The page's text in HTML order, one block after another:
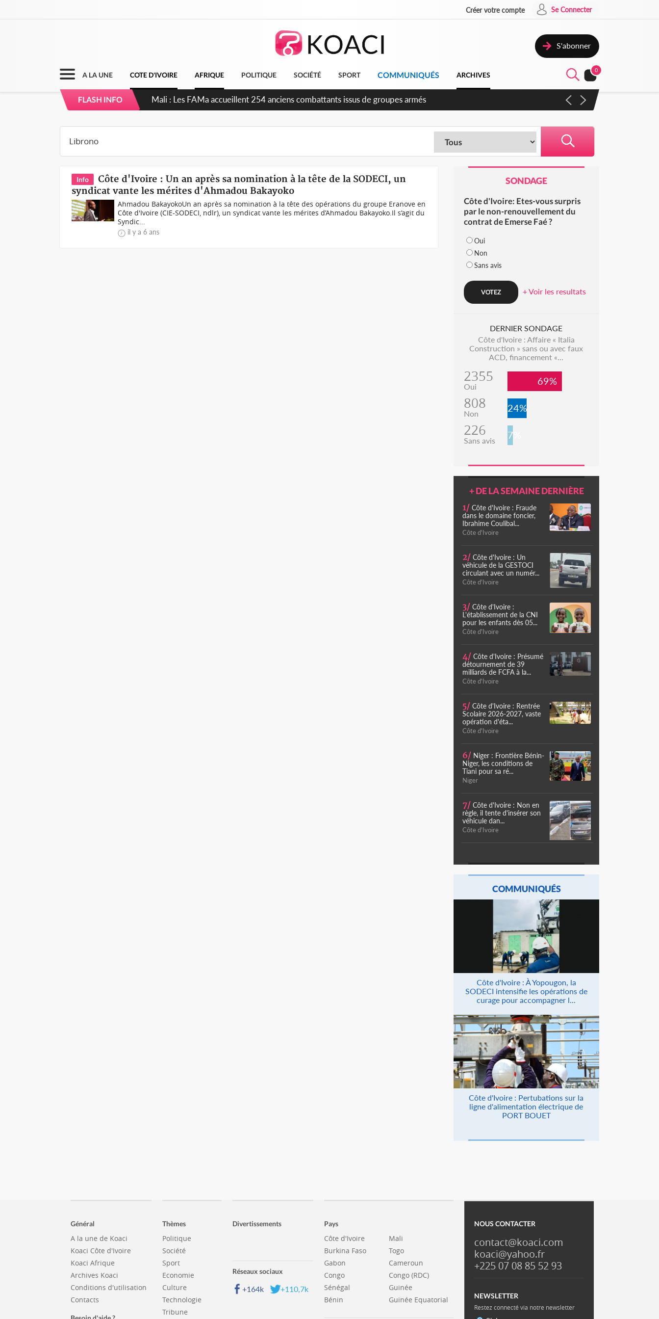
Créer votre compte Se Connecter
S'abonner
A LA UNE COTE D'IVOIRE AFRIQUE POLITIQUE SOCIÉTÉ SPORT COMMUNIQUÉS ARCHIVES
0
FLASH INFO Mali : Les FAMa accueillent 254 anciens combattants issus de groupes armés
Info
Côte d'Ivoire : Un an après sa nomination à la tête de la SODECI, un
syndicat vante les mérites d'Ahmadou Bakayoko
Ahmadou BakayokoUn an après sa nomination à la tête des opérations du groupe Eranove en
Côte d'Ivoire (CIE-SODECI, ndlr), un syndicat vante les mérites d’Ahmadou Bakayoko.Il s’agit du
Syndic...
il y a 6 ans
SONDAGE
Côte d'Ivoire: Etes-vous surpris
par le non-renouvellement du
contrat de Emerse Faé ?
Oui
Non
Sans avis
+ Voir les resultats
DERNIER SONDAGE
Côte d'Ivoire : Affaire « Italia
Construction » sans ou avec faux
ACD, financement «...
2355
Oui 69%
808
Non 24%
226
Sans avis 7%
+ DE LA SEMAINE DERNIÈRE
1/ Côte d'Ivoire : Fraude
dans le domaine foncier,
Ibrahime Coulibal...
Côte d'Ivoire
2/ Côte d'Ivoire : Un
véhicule de la GESTOCI
circulant avec un numér...
Côte d'Ivoire
3/ Côte d'Ivoire :
L'établissement de la CNI
pour les enfants dès 05...
Côte d'Ivoire
4/ Côte d'Ivoire : Présumé
détournement de 39
milliards de FCFA à la...
Côte d'Ivoire
5/ Côte d'Ivoire : Rentrée
Scolaire 2026-2027, vaste
opération d'éta...
Côte d'Ivoire
6/ Niger : Frontière Bénin-
Niger, les conditions de
Tiani pour sa ré...
Niger
7/ Côte d'Ivoire : Non en
règle, il tente d'insérer son
véhicule dan...
Côte d'Ivoire
COMMUNIQUÉS
Côte d'Ivoire : À Yopougon, la
SODECI intensifie les opérations de
curage pour accompagner l...
Côte d'Ivoire : Pertubations sur la
ligne d'alimentation électrique de
PORT BOUET
Général
A la une de Koaci
Koaci Côte d'Ivoire
Koaci Afrique
Archives Koaci
Conditions d'utilisation
Contacts
Thèmes
Politique
Société
Sport
Economie
Culture
Technologie
Tribune
Divertissements
Réseaux sociaux
+164k +110,7k
Pays
Côte d'Ivoire
Burkina Faso
Gabon
Congo
Sénégal
Bénin
Mali
Togo
Cameroun
Congo (RDC)
Guinée
Guinée Equatorial
NOUS CONTACTER
contact@koaci.com
koaci@yahoo.fr
+225 07 08 85 52 93
NEWSLETTER
Restez connecté via notre newsletter